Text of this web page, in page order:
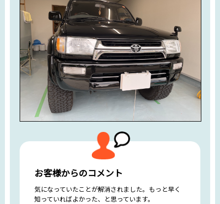
お客様からのコメント
気になっていたことが解消されました。もっと早く
知っていればよかった、と思っています。